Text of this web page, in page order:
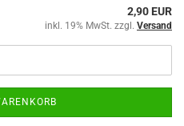
2,90 EUR
inkl. 19% MwSt. zzgl. Versand